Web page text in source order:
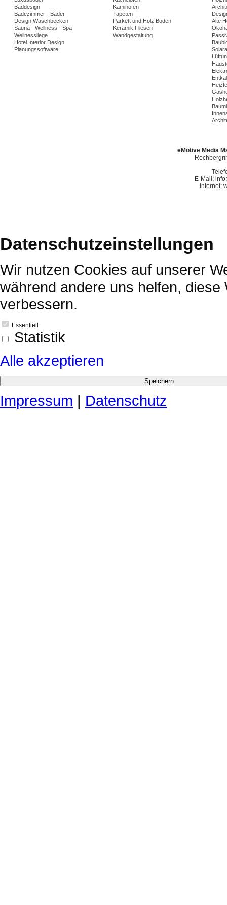
Baddesign
Badezimmer - Bäder
Design Waschbecken
Sauna - Wellness - Spa
Wellnessliege
Hotel Interior Design
Planungssoftware
Kaminofen
Tapeten
Parkett und Holz Boden
Keramik Fliesen
Wandgestaltung
Alte
eMotive Media
E-Mail:
Internet:
Datenschutzeinstellungen
Wir nutzen Cookies auf unserer
während andere uns helfen,
verbessern.
Essentiell
Statistik
Alle akzeptieren
Impressum | Datenschutz